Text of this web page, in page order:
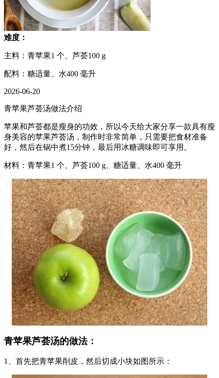
难度：
主料：青苹果1 个、芦荟100 g
配料：糖适量、水400 毫升
2026-06-20
青苹果芦荟汤做法介绍
苹果和芦荟都是瘦身的功效，所以今天给大家分享一款具有瘦
身美容的苹果芦荟汤，制作时非常简单，只需要把食材准备
好，然后在锅中煮15分钟，最后用冰糖调味即可享用。
材料：青苹果1 个、芦荟100 g、糖适量、水400 毫升
青苹果芦荟汤的做法：
1、首先把青苹果削皮，然后切成小块如图所示：